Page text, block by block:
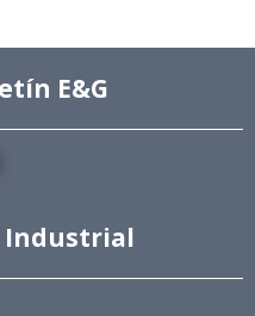
E&G
Industrial